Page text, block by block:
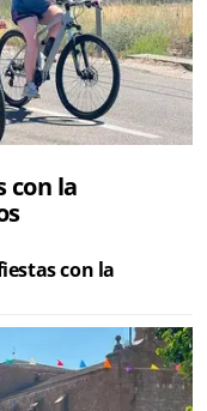
con la
con la